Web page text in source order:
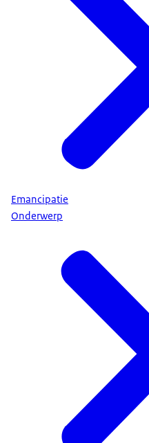
Emancipatie
Onderwerp